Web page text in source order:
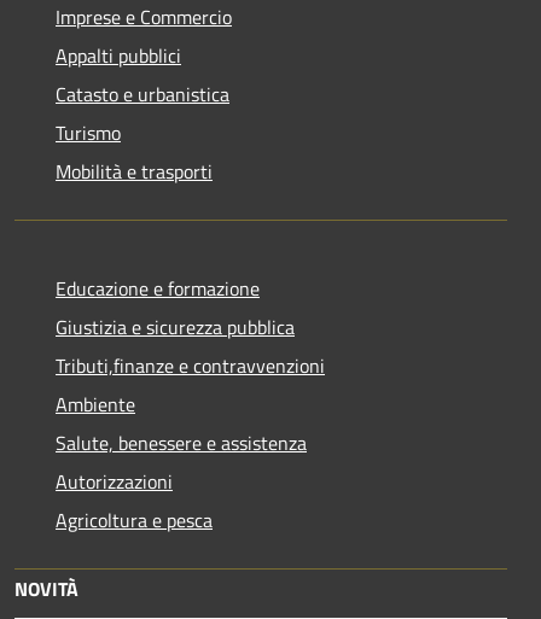
Imprese e Commercio
Appalti pubblici
Catasto e urbanistica
Turismo
Mobilità e trasporti
Educazione e formazione
Giustizia e sicurezza pubblica
Tributi,finanze e contravvenzioni
Ambiente
Salute, benessere e assistenza
Autorizzazioni
Agricoltura e pesca
NOVITÀ